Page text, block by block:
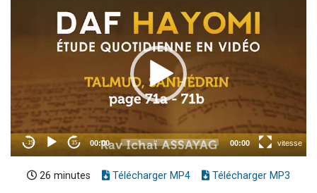
26 minutes Télécharger MP4 Télécharger MP3